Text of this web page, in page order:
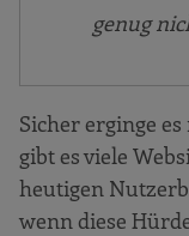
genug
Sicher erginge
gibt es viele
heutigen
wenn diese